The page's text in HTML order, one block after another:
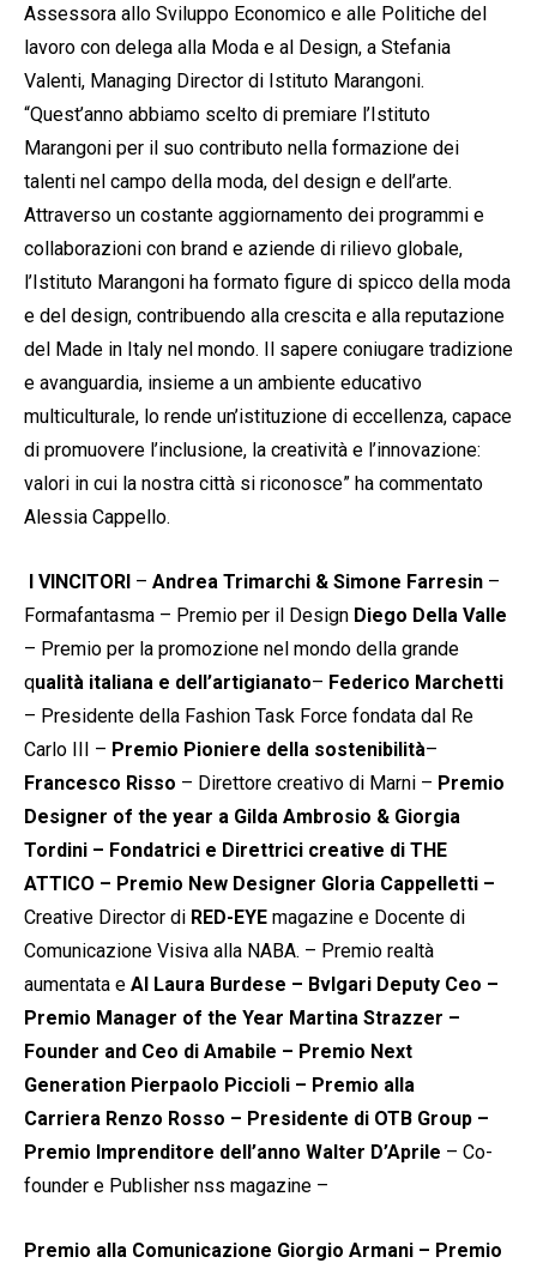
Assessora allo Sviluppo Economico e alle Politiche del
lavoro con delega alla Moda e al Design, a Stefania
Valenti, Managing Director di Istituto Marangoni.
“Quest’anno abbiamo scelto di premiare l’Istituto
Marangoni per il suo contributo nella formazione dei
talenti nel campo della moda, del design e dell’arte.
Attraverso un costante aggiornamento dei programmi e
collaborazioni con brand e aziende di rilievo globale,
l’Istituto Marangoni ha formato figure di spicco della moda
e del design, contribuendo alla crescita e alla reputazione
del Made in Italy nel mondo. Il sapere coniugare tradizione
e avanguardia, insieme a un ambiente educativo
multiculturale, lo rende un’istituzione di eccellenza, capace
di promuovere l’inclusione, la creatività e l’innovazione:
valori in cui la nostra città si riconosce” ha commentato
Alessia Cappello.
I VINCITORI – Andrea Trimarchi & Simone Farresin –
Formafantasma – Premio per il Design Diego Della Valle
– Premio per la promozione nel mondo della grande
qualità italiana e dell’artigianato– Federico Marchetti
– Presidente della Fashion Task Force fondata dal Re
Carlo III – Premio Pioniere della sostenibilità–
Francesco Risso – Direttore creativo di Marni – Premio
Designer of the year a Gilda Ambrosio & Giorgia
Tordini – Fondatrici e Direttrici creative di THE
ATTICO – Premio New Designer Gloria Cappelletti –
Creative Director di RED-EYE magazine e Docente di
Comunicazione Visiva alla NABA. – Premio realtà
aumentata e AI Laura Burdese – Bvlgari Deputy Ceo –
Premio Manager of the Year Martina Strazzer –
Founder and Ceo di Amabile – Premio Next
Generation Pierpaolo Piccioli – Premio alla
Carriera Renzo Rosso – Presidente di OTB Group –
Premio Imprenditore dell’anno Walter D’Aprile – Co-
founder e Publisher nss magazine –
Premio alla Comunicazione Giorgio Armani – Premio